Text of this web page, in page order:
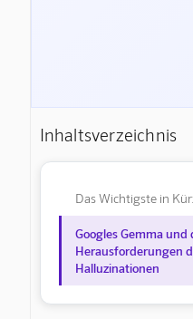
Inhaltsverzeichnis
Das Wichtigste in
Googles Gemma und
Herausforderungen
Halluzinationen